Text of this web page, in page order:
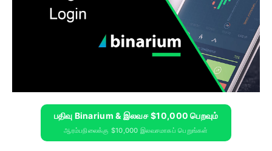
பதிவு Binarium & இலவச $10,000 பெறவும்
ஆரம்பநிலைக்கு $10,000 இலவசமாகப் பெறுங்கள்